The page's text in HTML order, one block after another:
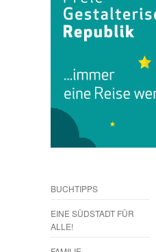
BUCHTIPPS
EINE SÜDSTADT FÜR
ALLE!